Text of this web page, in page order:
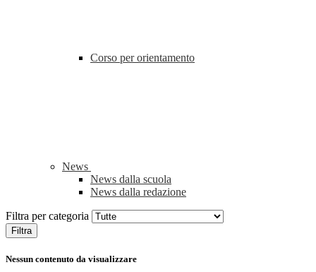
Corso per orientamento
News
News dalla scuola
News dalla redazione
Filtra per categoria
Filtra
Nessun contenuto da visualizzare